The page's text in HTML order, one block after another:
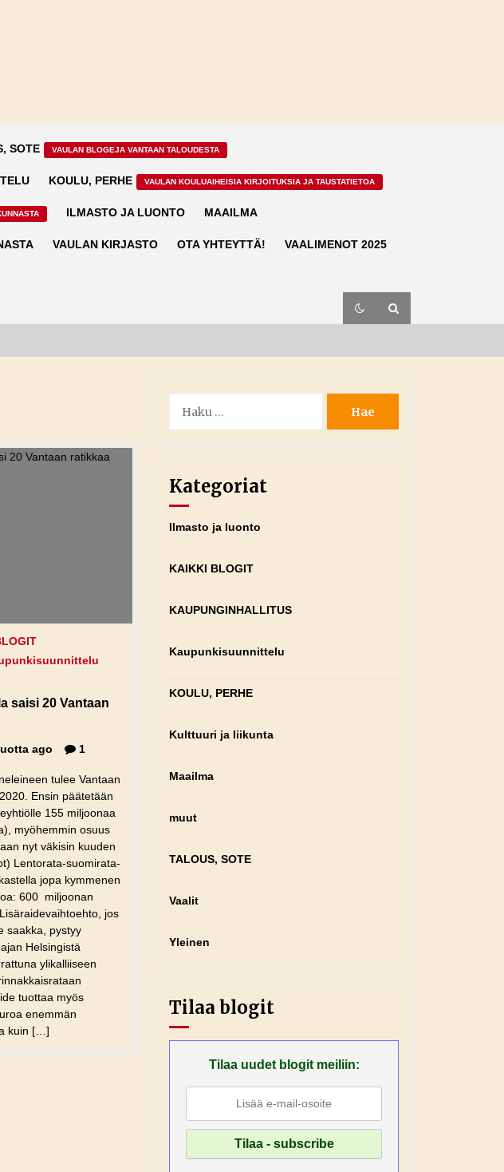
SOTE VAULAN BLOGEJA VANTAAN TALOUDESTA
KOULU, PERHE VAULAN KOULUAIHEISIA KIRJOITUKSIA JA TAUSTATIETOA
ILMASTO JA LUONTO MAAILMA
VAULAN KIRJASTO OTA YHTEYTTÄ! VAALIMENOT 2025
saisi 20 Vantaan
ago 1
tulee Vantaan
Ensin päätetään
155 miljoonaa
myöhemmin osuus
nyt väkisin kuuden
Lentorata-suomirata-
jopa kymmenen
600 miljoonan
jos
saakka, pystyy
Helsingistä
ylikalliiseen
tuottaa myös
enemmän
kuin […]
Kategoriat
Ilmasto ja luonto
KAIKKI BLOGIT
KAUPUNGINHALLITUS
Kaupunkisuunnittelu
KOULU, PERHE
Kulttuuri ja liikunta
Maailma
muut
TALOUS, SOTE
Vaalit
Yleinen
Tilaa blogit
Tilaa uudet blogit meiliin: